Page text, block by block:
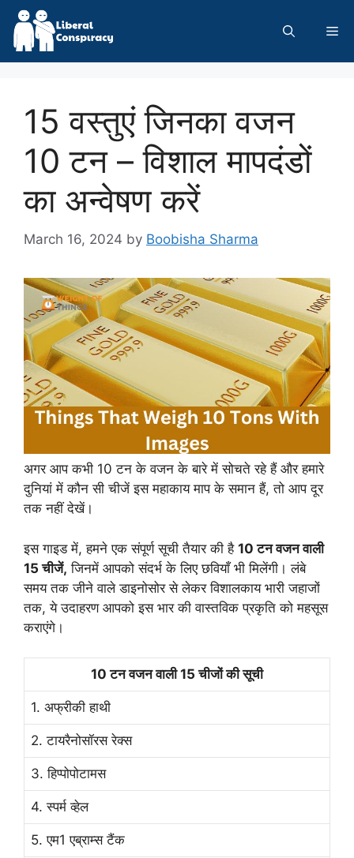
Skip
content
15 वस्तुएं जिनका वजन
10 टन – विशाल मापदंडों
का अन्वेषण करें
March 16, 2024 by Boobisha Sharma
अगर आप कभी 10 टन के वजन के बारे में सोचते रहे हैं और हमारे
दुनियां में कौन सी चीजें इस महाकाय माप के समान हैं, तो आप दूर
तक नहीं देखें।
इस गाइड में, हमने एक संपूर्ण सूची तैयार की है 10 टन वजन वाली
15 चीजें, जिनमें आपको संदर्भ के लिए छवियाँ भी मिलेंगी। लंबे
समय तक जीने वाले डाइनोसोर से लेकर विशालकाय भारी जहाजों
तक, ये उदाहरण आपको इस भार की वास्तविक प्रकृति को महसूस
कराएंगे।
10 टन वजन वाली 15 चीजों की सूची
1. अफ्रीकी हाथी
2. टायरैनोसॉरस रेक्स
3. हिप्पोपोटामस
4. स्पर्म व्हेल
5. एम1 एब्राम्स टैंक